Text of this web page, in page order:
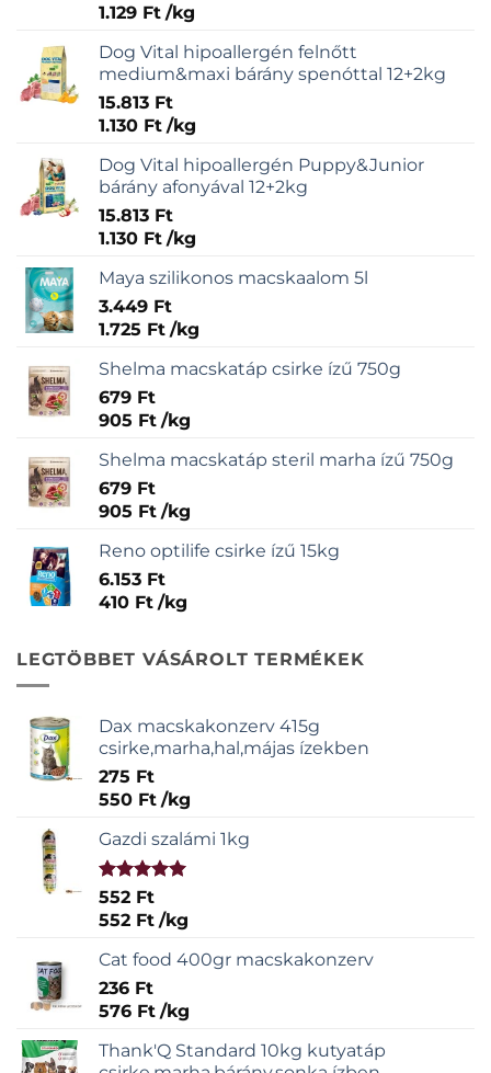
1.129 Ft /kg
Dog Vital hipoallergén felnőtt
medium&maxi bárány spenóttal 12+2kg
15.813 Ft
1.130 Ft /kg
Dog Vital hipoallergén Puppy&Junior
bárány afonyával 12+2kg
15.813 Ft
1.130 Ft /kg
Maya szilikonos macskaalom 5l
3.449 Ft
1.725 Ft /kg
Shelma macskatáp csirke ízű 750g
679 Ft
905 Ft /kg
Shelma macskatáp steril marha ízű 750g
679 Ft
905 Ft /kg
Reno optilife csirke ízű 15kg
6.153 Ft
410 Ft /kg
LEGTÖBBET VÁSÁROLT TERMÉKEK
Dax macskakonzerv 415g
csirke,marha,hal,májas ízekben
275 Ft
550 Ft /kg
Gazdi szalámi 1kg
Értékelés:
5.00/ 5
552 Ft
552 Ft /kg
Cat food 400gr macskakonzerv
236 Ft
576 Ft /kg
Thank'Q Standard 10kg kutyatáp